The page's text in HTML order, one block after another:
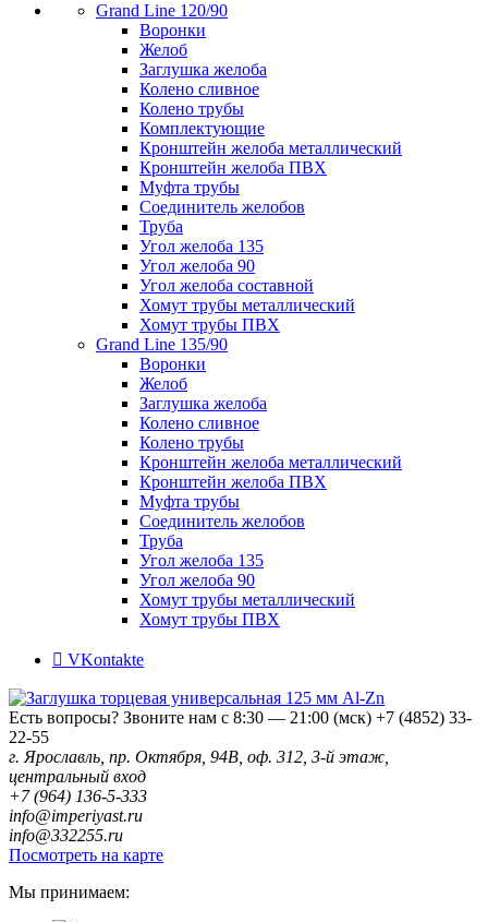
Grand Line 120/90
Воронки
Желоб
Заглушка желоба
Колено сливное
Колено трубы
Комплектующие
Кронштейн желоба металлический
Кронштейн желоба ПВХ
Муфта трубы
Соединитель желобов
Труба
Угол желоба 135
Угол желоба 90
Угол желоба составной
Хомут трубы металлический
Хомут трубы ПВХ
Grand Line 135/90
Воронки
Желоб
Заглушка желоба
Колено сливное
Колено трубы
Кронштейн желоба металлический
Кронштейн желоба ПВХ
Муфта трубы
Соединитель желобов
Труба
Угол желоба 135
Угол желоба 90
Хомут трубы металлический
Хомут трубы ПВХ
VKontakte
Есть вопросы? Звоните нам с 8:30 — 21:00 (мск) +7 (4852) 33-
22-55
г. Ярославль, пр. Октября, 94В, оф. 312, 3-й этаж,
центральный вход
+7 (964) 136-5-333
info@imperiyast.ru
info@332255.ru
Посмотреть на карте
Мы принимаем: